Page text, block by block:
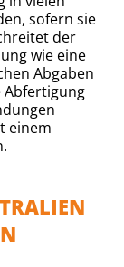
sofern sie
der
wie eine
Abgaben
Abfertigung
einem